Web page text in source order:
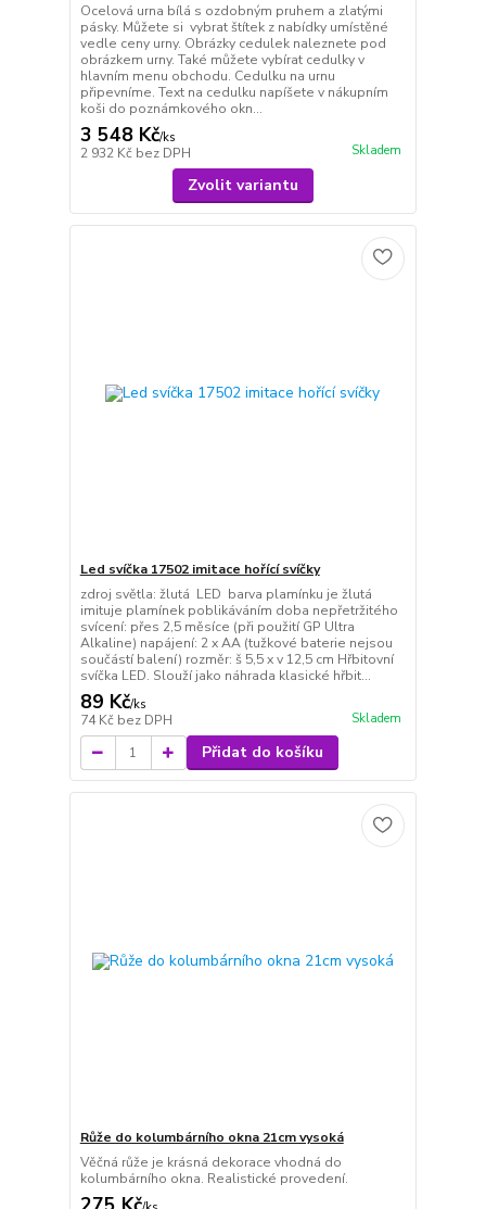
Ocelová urna bílá s ozdobným pruhem a zlatými
pásky. Můžete si vybrat štítek z nabídky umístěné
vedle ceny urny. Obrázky cedulek naleznete pod
obrázkem urny. Také můžete vybírat cedulky v
hlavním menu obchodu. Cedulku na urnu
připevníme. Text na cedulku napíšete v nákupním
koši do poznámkového okn...
3 548 Kč/ks
2 932 Kč bez DPH Skladem
Zvolit variantu
Led svíčka 17502 imitace hořící svíčky
zdroj světla: žlutá LED barva plamínku je žlutá
imituje plamínek poblikáváním doba nepřetržitého
svícení: přes 2,5 měsíce (při použití GP Ultra
Alkaline) napájení: 2 x AA (tužkové baterie nejsou
součástí balení) rozměr: š 5,5 x v 12,5 cm Hřbitovní
svíčka LED. Slouží jako náhrada klasické hřbit...
89 Kč/ks
74 Kč bez DPH Skladem
Přidat do košíku
Růže do kolumbárního okna 21cm vysoká
Věčná růže je krásná dekorace vhodná do
kolumbárního okna. Realistické provedení.